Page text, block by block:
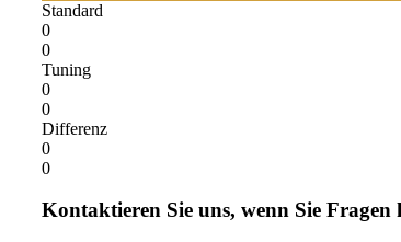
Standard
0
0
Tuning
0
0
Differenz
0
0
Kontaktieren Sie uns, wenn Sie